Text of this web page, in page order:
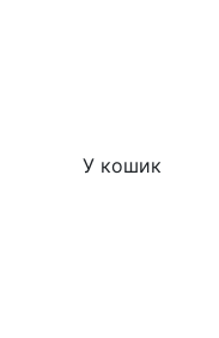
У кошик